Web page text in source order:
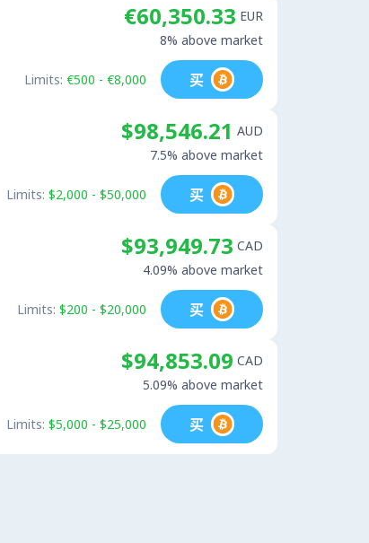
€60,350.33 EUR
8% above market
Limits: €500 - €8,000 买
$98,546.21 AUD
7.5% above market
Limits: $2,000 - $50,000 买
$93,949.73 CAD
4.09% above market
Limits: $200 - $20,000 买
$94,853.09 CAD
5.09% above market
Limits: $5,000 - $25,000 买